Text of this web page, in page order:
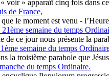
voir » apparaît cinq fois dans
de France,
que le moment est venu -
semaine du temps
de ce jour nous présente la
semaine du temps
la troisième parabole que
du temps Ordinaire.